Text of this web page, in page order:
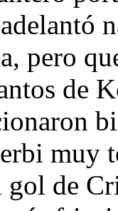
pero
de
muy
de